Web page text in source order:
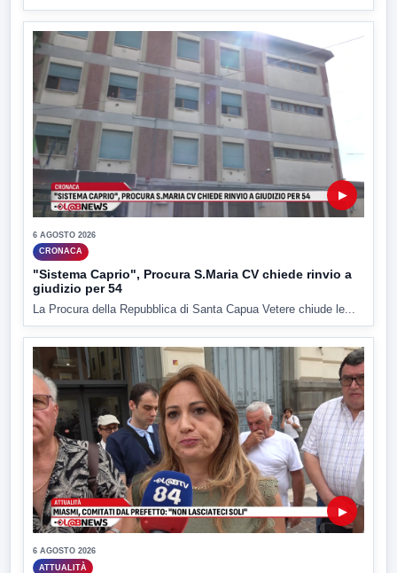
▶
6 AGOSTO 2026
CRONACA
"Sistema Caprio", Procura S.Maria CV chiede rinvio a
giudizio per 54
La Procura della Repubblica di Santa Capua Vetere chiude le...
▶
6 AGOSTO 2026
ATTUALITÀ